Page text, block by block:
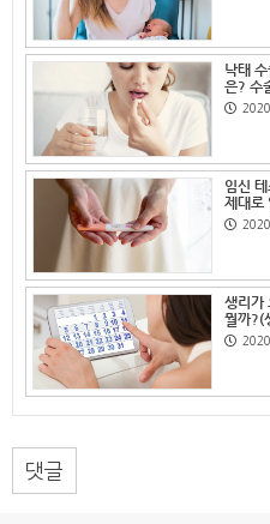
낙태
은? 수
임신
제대로
생리가
뭘까?(
댓글